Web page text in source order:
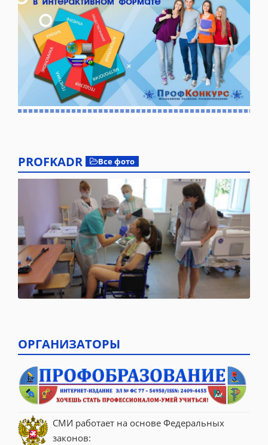
PROFKADR Все фото
ОРГАНИЗАТОРЫ
СМИ работает на основе Федеральных
законов: